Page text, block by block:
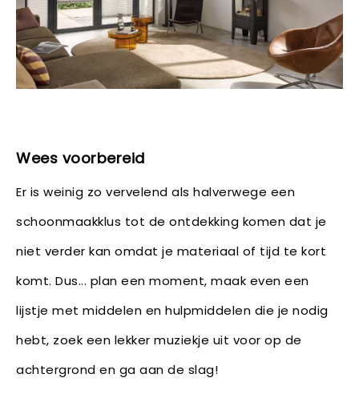
Wees voorbereid
Er is weinig zo vervelend als halverwege een
schoonmaakklus tot de ontdekking komen dat je
niet verder kan omdat je materiaal of tijd te kort
komt. Dus... plan een moment, maak even een
lijstje met middelen en hulpmiddelen die je nodig
hebt, zoek een lekker muziekje uit voor op de
achtergrond en ga aan de slag!